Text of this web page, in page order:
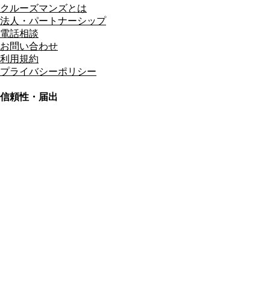
クルーズマンズとは
法人・パートナーシップ
電話相談
お問い合わせ
利用規約
プライバシーポリシー
信頼性・届出